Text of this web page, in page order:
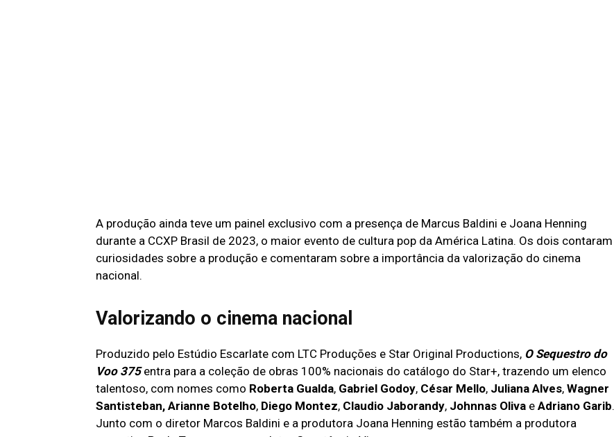
A produção ainda teve um painel exclusivo com a presença de Marcus Baldini e Joana Henning
durante a CCXP Brasil de 2023, o maior evento de cultura pop da América Latina. Os dois contaram
curiosidades sobre a produção e comentaram sobre a importância da valorização do cinema
nacional.
Valorizando o cinema nacional
Produzido pelo Estúdio Escarlate com LTC Produções e Star Original Productions, O Sequestro do
Voo 375entra para a coleção de obras 100% nacionais do catálogo do Star+, trazendo um elenco
talentoso, com nomes como Roberta Gualda, Gabriel Godoy, César Mello, Juliana Alves, Wagner
Santisteban, Arianne Botelho, Diego Montez, Claudio Jaborandy, Johnnas Oliva e Adriano Garib.
Junto com o diretor Marcos Baldini e a produtora Joana Henning estão também a produtora